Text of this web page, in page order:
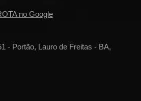
no Google
- Portão, Lauro de Freitas - BA,